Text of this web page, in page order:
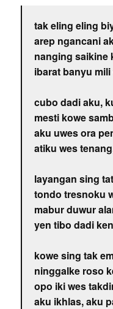
tak eling eling
arep ngancani
nanging saikine
ibarat banyu
cubo dadi aku,
mesti kowe
aku uwes ora
atiku wes
layangan sing
tondo tresnoku
mabur duwur
yen tibo dadi
kowe sing tak
ninggalke roso
opo iki wes
aku ikhlas, aku